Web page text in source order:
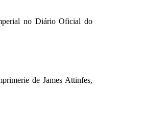
no Diário Oficial do
de James Attinfes,